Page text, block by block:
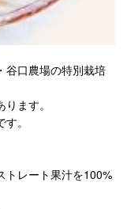
谷口農場の特別栽培
ます。
。
トレート果汁を100%